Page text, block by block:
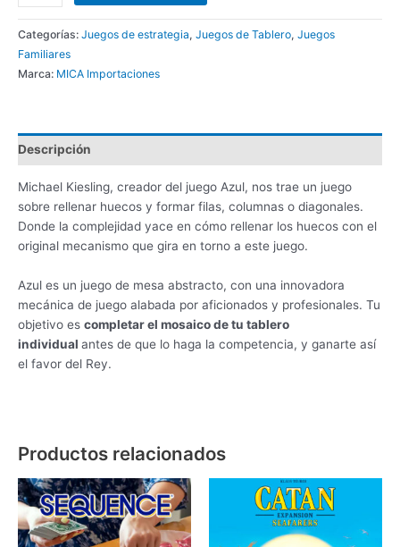
Categorías: Juegos de estrategia, Juegos de Tablero, Juegos
Familiares
Marca: MICA Importaciones
Descripción
Michael Kiesling, creador del juego Azul, nos trae un juego
sobre rellenar huecos y formar filas, columnas o diagonales.
Donde la complejidad yace en cómo rellenar los huecos con el
original mecanismo que gira en torno a este juego.
Azul es un juego de mesa abstracto, con una innovadora
mecánica de juego alabada por aficionados y profesionales. Tu
objetivo es completar el mosaico de tu tablero
individual antes de que lo haga la competencia, y ganarte así
el favor del Rey.
Productos relacionados